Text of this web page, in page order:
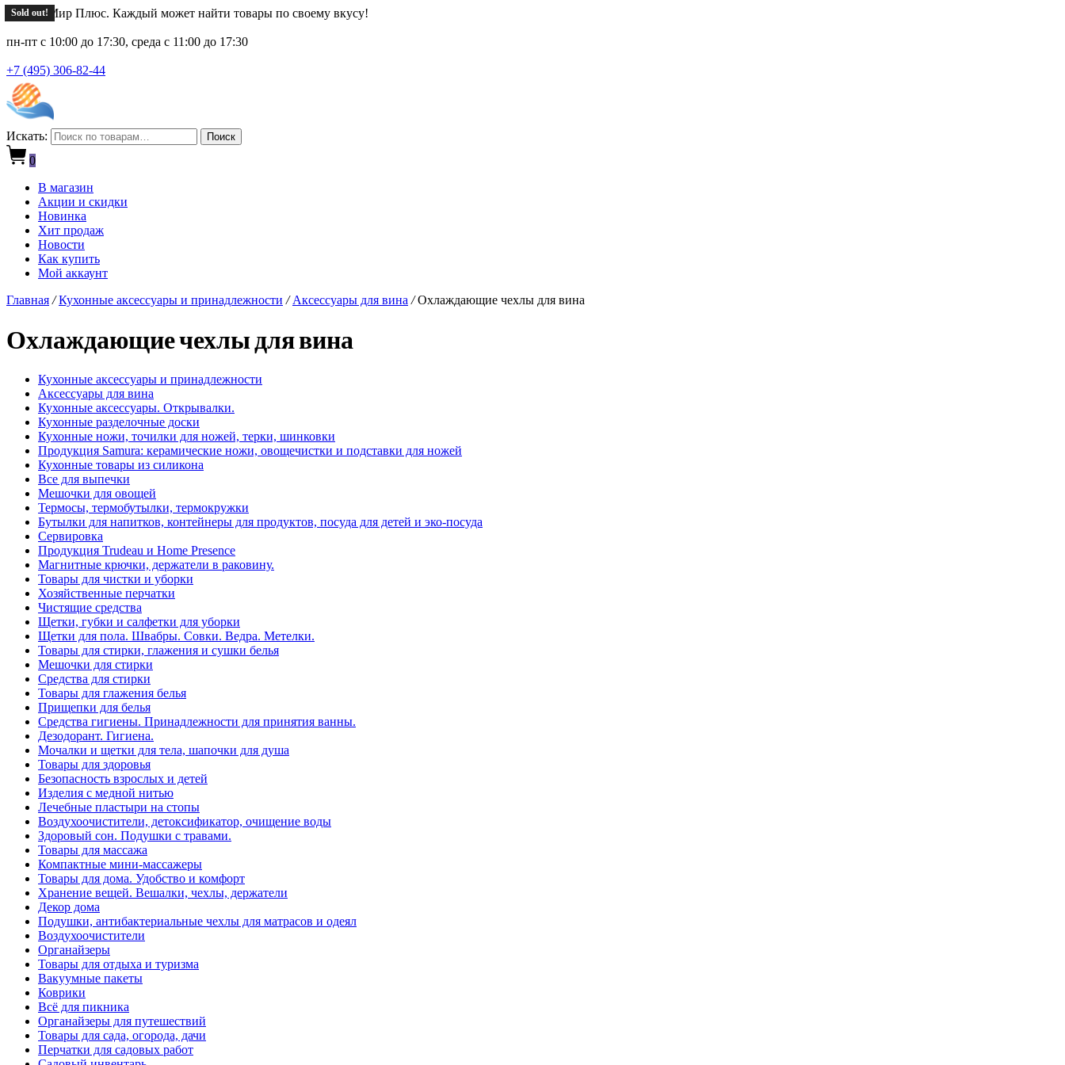
Новый Мир Плюс. Каждый может найти товары по своему вкусу!
пн-пт с 10:00 до 17:30, среда с 11:00 до 17:30
+7 (495) 306-82-44
Искать: Поиск
0
В магазин
Акции и скидки
Новинка
Хит продаж
Новости
Как купить
Мой аккаунт
Главная / Кухонные аксессуары и принадлежности / Аксессуары для вина /Охлаждающие чехлы для вина
Охлаждающие чехлы для вина
Кухонные аксессуары и принадлежности
Аксессуары для вина
Кухонные аксессуары. Открывалки.
Кухонные разделочные доски
Кухонные ножи, точилки для ножей, терки, шинковки
Продукция Samura: керамические ножи, овощечистки и подставки для ножей
Кухонные товары из силикона
Все для выпечки
Мешочки для овощей
Термосы, термобутылки, термокружки
Бутылки для напитков, контейнеры для продуктов, посуда для детей и эко-посуда
Сервировка
Продукция Trudeau и Home Presence
Магнитные крючки, держатели в раковину.
Товары для чистки и уборки
Хозяйственные перчатки
Чистящие средства
Щетки, губки и салфетки для уборки
Щетки для пола. Швабры. Совки. Ведра. Метелки.
Товары для стирки, глажения и сушки белья
Мешочки для стирки
Средства для стирки
Товары для глажения белья
Прищепки для белья
Средства гигиены. Принадлежности для принятия ванны.
Дезодорант. Гигиена.
Мочалки и щетки для тела, шапочки для душа
Товары для здоровья
Безопасность взрослых и детей
Изделия с медной нитью
Лечебные пластыри на стопы
Воздухоочистители, детоксификатор, очищение воды
Здоровый сон. Подушки с травами.
Товары для массажа
Компактные мини-массажеры
Товары для дома. Удобство и комфорт
Хранение вещей. Вешалки, чехлы, держатели
Декор дома
Подушки, антибактериальные чехлы для матрасов и одеял
Воздухоочистители
Органайзеры
Товары для отдыха и туризма
Вакуумные пакеты
Коврики
Всё для пикника
Органайзеры для путешествий
Товары для сада, огорода, дачи
Перчатки для садовых работ
Sold out!